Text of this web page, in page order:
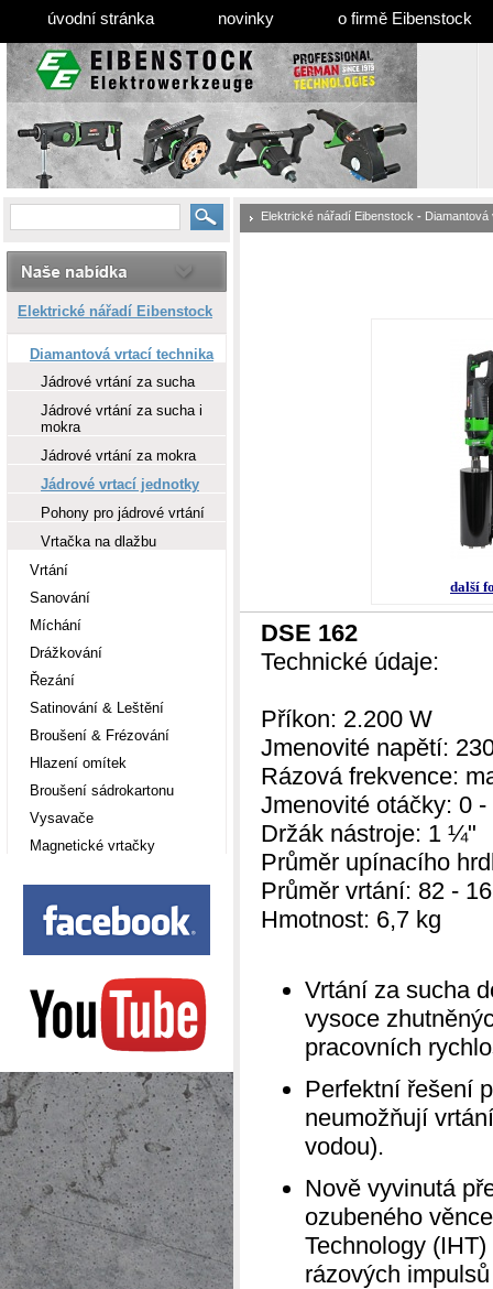
úvodní stránka novinky o firmě Eibenstock
Elektrické nářadí Eibenstock
Diamantová vrtací technika
Jádrové vrtání za sucha
Jádrové vrtání za sucha i
mokra
Jádrové vrtání za mokra
Jádrové vrtací jednotky
Pohony pro jádrové vrtání
Vrtačka na dlažbu
Vrtání
Sanování
Míchání
Drážkování
Řezání
Satinování & Leštění
Broušení & Frézování
Hlazení omítek
Broušení sádrokartonu
Vysavače
Magnetické vrtačky
Elektrické nářadí Eibenstock -
další
DSE 162
Technické údaje:
Příkon: 2.200 W
Jmenovité napětí:
Rázová frekvence:
Jmenovité otáčky: 0
Držák nástroje: 1 ¼"
Průměr upínacího
Průměr vrtání: 82 -
Hmotnost: 6,7 kg
Vrtání za sucha
vysoce
pracovních
Perfektní řešení
neumožňují
vodou).
Nově vyvinutá
ozubeného
Technology
rázových